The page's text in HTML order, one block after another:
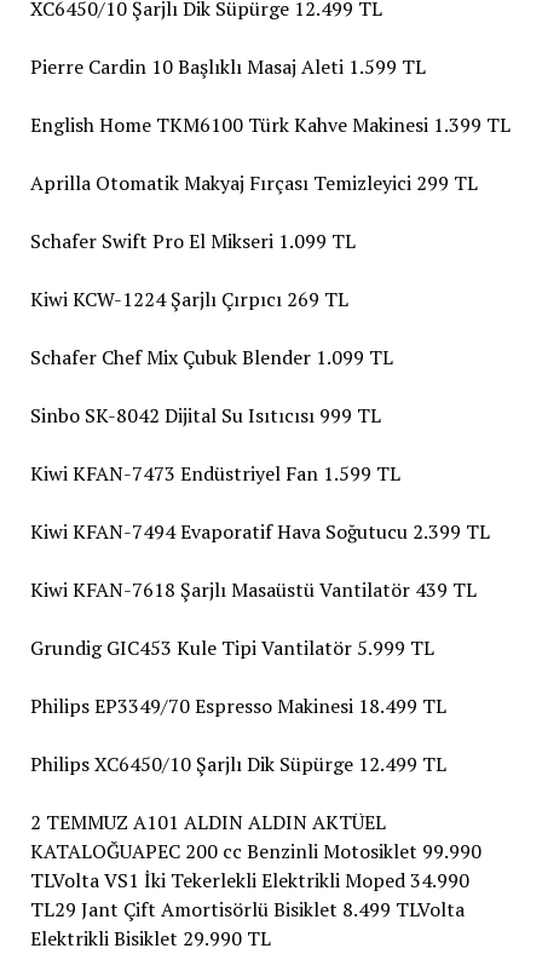
XC6450/10 Şarjlı Dik Süpürge 12.499 TL
Pierre Cardin 10 Başlıklı Masaj Aleti 1.599 TL
English Home TKM6100 Türk Kahve Makinesi 1.399 TL
Aprilla Otomatik Makyaj Fırçası Temizleyici 299 TL
Schafer Swift Pro El Mikseri 1.099 TL
Kiwi KCW-1224 Şarjlı Çırpıcı 269 TL
Schafer Chef Mix Çubuk Blender 1.099 TL
Sinbo SK-8042 Dijital Su Isıtıcısı 999 TL
Kiwi KFAN-7473 Endüstriyel Fan 1.599 TL
Kiwi KFAN-7494 Evaporatif Hava Soğutucu 2.399 TL
Kiwi KFAN-7618 Şarjlı Masaüstü Vantilatör 439 TL
Grundig GIC453 Kule Tipi Vantilatör 5.999 TL
Philips EP3349/70 Espresso Makinesi 18.499 TL
Philips XC6450/10 Şarjlı Dik Süpürge 12.499 TL
2 TEMMUZ A101 ALDIN ALDIN AKTÜEL
KATALOĞUAPEC 200 cc Benzinli Motosiklet 99.990
TLVolta VS1 İki Tekerlekli Elektrikli Moped 34.990
TL29 Jant Çift Amortisörlü Bisiklet 8.499 TLVolta
Elektrikli Bisiklet 29.990 TL